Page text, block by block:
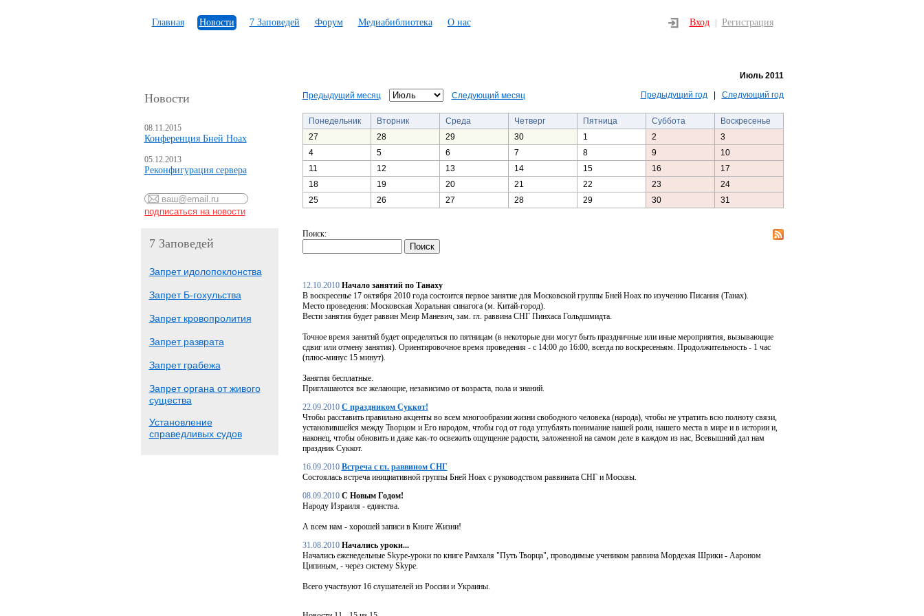
Главная Новости 7 Заповедей Форум Медиабиблиотека О нас Вход Регистрация
Новости
08.11.2015
Конференция Бней Ноах
05.12.2013
Реконфигурация сервера
7 Заповедей
Запрет идолопоклонства
Запрет Б-гохульства
Запрет кровопролития
Запрет разврата
Запрет грабежа
Запрет органа от живого
существа
Установление
справедливых судов
Июль 2011
Предыдущий месяц Следующий месяц Предыдущий год| Следующий год
Понедельник Вторник Среда Четверг Пятница Суббота
Воскресенье
27
28 29 30 1 2
3
4
5 6 7 8 9
10
11
12 13 14 15 16
17
18
19 20 21 22 23
24
25
26 27 28 29 30 31
Поиск:
12.10.2010 Начало занятий по Танаху
В воскресенье 17 октября 2010 года состоится первое занятие для Московской группы Бней Ноах по изучению Писания (Танах).
Место проведения: Московская Хоральная синагога (м. Китай-город).
Вести занятия будет раввин Меир Маневич, зам. гл. раввина СНГ Пинхаса Гольдшмидта.
Точное время занятий будет определяться по пятницам (в некоторые дни могут быть праздничные или иные мероприятия, вызывающие
сдвиг или отмену занятия). Ориентировочное время проведения - с 14:00 до 16:00, всегда по воскресеньям. Продолжительность - 1 час
(плюс-минус 15 минут).
Занятия бесплатные.
Приглашаются все желающие, независимо от возраста, пола и знаний.
22.09.2010 С праздником Суккот!
Чтобы расставить правильно акценты во всем многообразии жизни свободного человека (народа), чтобы не утратить всю полноту связи,
установившейся между Творцом и Его народом, чтобы год от года углублять понимание нашей роли, нашего места в мире и в истории и,
наконец, чтобы обновить и даже как-то освежить ощущение радости, заложенной на самом деле в каждом из нас, Всевышний дал нам
праздник Суккот.
16.09.2010 Встреча с гл. раввином СНГ
Состоялась встреча инициативной группы Бней Ноах с руководством раввината СНГ и Москвы.
08.09.2010 С Новым Годом!
Народу Израиля - единства.
А всем нам - хорошей записи в Книге Жизни!
31.08.2010 Начались уроки...
Начались еженедельные Skype-уроки по книге Рамхаля "Путь Творца", проводимые учеником раввина Мордехая Шрики - Аароном
Ципиным, - через систему Skype.
Всего участвуют 16 слушателей из России и Украины.